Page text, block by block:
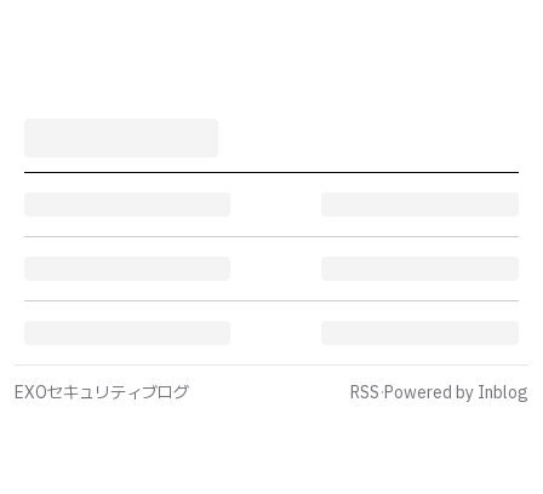
EXOセキュリティブログ RSS·Powered by Inblog